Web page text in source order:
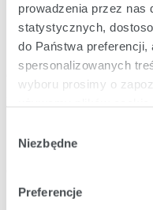
prowadzenia przez nas
statystycznych,
do Państwa
spersonalizowanych
wyboru prosimy o
Szczegółowe
zgody
Niezbędne
Preferencje
18
gru
2023
13:29
Raport bieżący
Informacja w
PSE
mocy na 2028
gru
2023
Informacja
mocy na 2028